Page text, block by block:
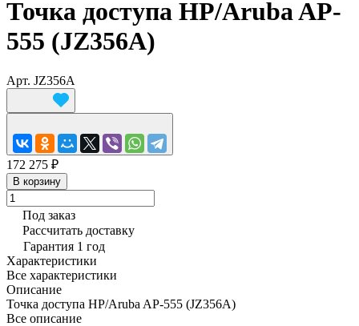
Точка доступа HP/Aruba AP-
555 (JZ356A)
Арт. JZ356A
172 275 ₽
В корзину
Под заказ
Рассчитать доставку
Гарантия 1 год
Характеристики
Все характеристики
Описание
Точка доступа HP/Aruba AP-555 (JZ356A)
Все описание